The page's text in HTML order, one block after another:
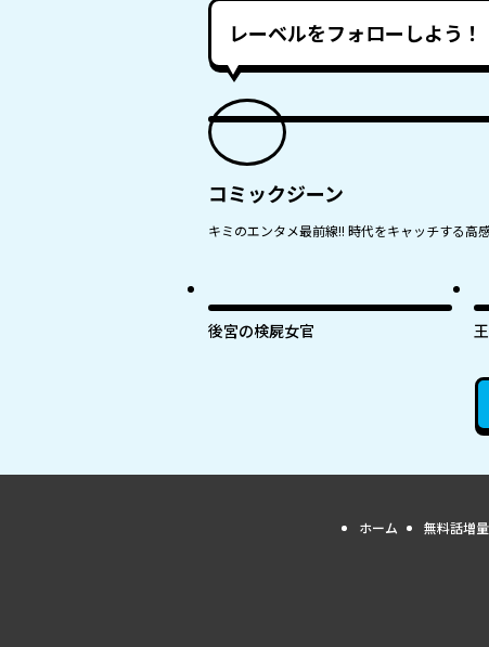
レーベルをフォローしよう！
コミックジーン
キミのエンタメ最前線!! 時代をキャッチする高
後宮の検屍女官
ホーム 無料話増量